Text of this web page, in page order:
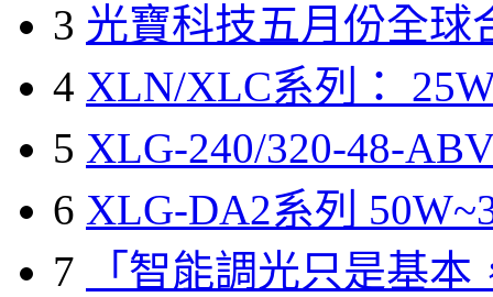
3 光寶科技五月份全球
4 XLN/XLC系列：
5 XLG-240/320-48-
6 XLG-DA2系列
7
「智能調光只是基本